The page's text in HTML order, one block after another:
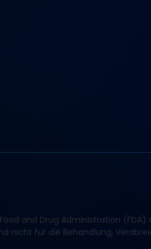
and Drug Administration
nicht für die Behandlung,